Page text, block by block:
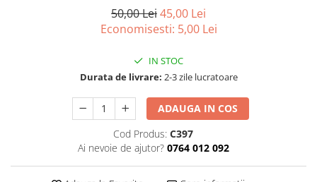
Vopsea/intretinere stupi50,00 Lei45,00 Lei
Economisesti: 5,00 Lei
IN STOC
Durata de livrare: 2-3 zile lucratoare
ADAUGA IN COS
Cod Produs: C397
Ai nevoie de ajutor? 0764 012 092